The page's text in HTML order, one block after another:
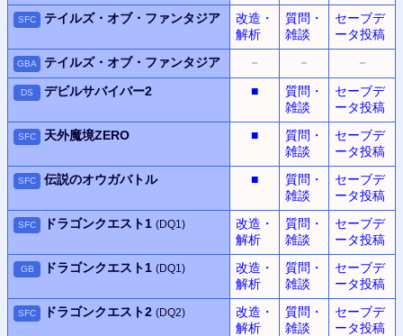
SFC テイルズ・オブ・ファンタジア
改造・
解析
質問・
雑談
セーブデ
ータ投稿
GBA テイルズ・オブ・ファンタジア － － －
DS デビルサバイバー2 ■
質問・
雑談
セーブデ
ータ投稿
SFC 天外魔境ZERO ■
質問・
雑談
セーブデ
ータ投稿
SFC 伝説のオウガバトル ■
質問・
雑談
セーブデ
ータ投稿
SFC ドラゴンクエスト1 (DQ1)
改造・
解析
質問・
雑談
セーブデ
ータ投稿
GB ドラゴンクエスト1 (DQ1)
改造・
解析
質問・
雑談
セーブデ
ータ投稿
SFC ドラゴンクエスト2 (DQ2)
改造・
解析
質問・
雑談
セーブデ
ータ投稿